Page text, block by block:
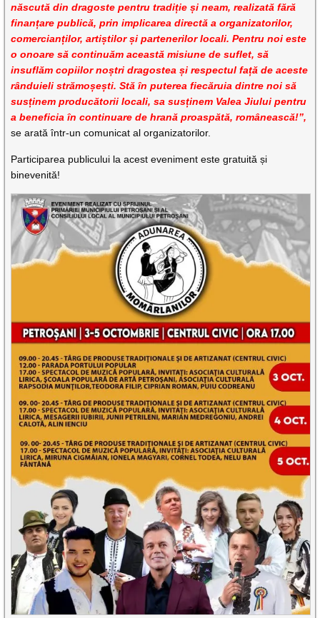
născută din dragoste pentru tradiție și neam, realizată fără
finanțare publică, prin implicarea directă a organizatorilor,
comercianților, artiștilor și partenerilor locali.Pentru noi este
o onoare să continuăm această misiune de suflet, să
insuflăm copiilor noștri dragostea și respectul față de aceste
rânduieli strămoșești. Stă în puterea fiecăruia dintre noi să
susținem producătorii locali, sa susținem Valea Jiului pentru
a beneficia în continuare de hrană proaspătă, românească!”,
se arată într-un comunicat al organizatorilor.
Participarea publicului la acest eveniment este gratuită și
binevenită!